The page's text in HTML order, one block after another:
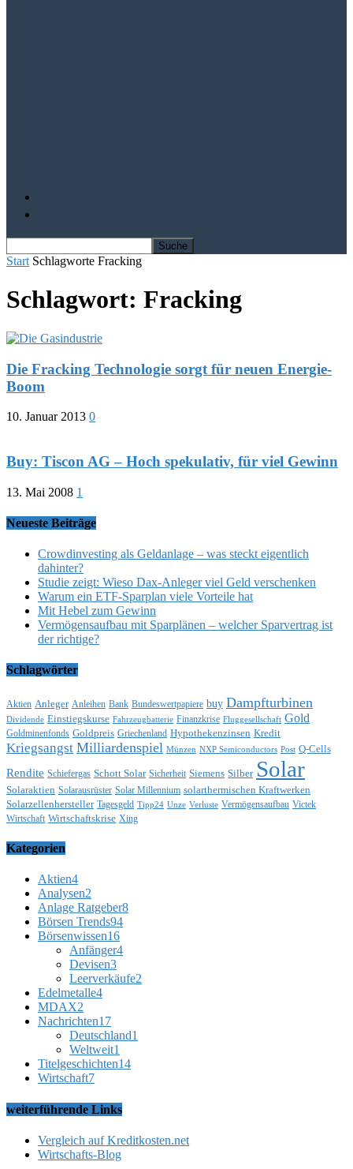
Start Schlagworte Fracking
Schlagwort: Fracking
Die Fracking Technologie sorgt für neuen Energie-
Boom
10. Januar 2013 0
Buy: Tiscon AG – Hoch spekulativ, für viel Gewinn
13. Mai 2008 1
Neueste Beiträge
Crowdinvesting als Geldanlage – was steckt eigentlich
dahinter?
Studie zeigt: Wieso Dax-Anleger viel Geld verschenken
Warum ein ETF-Sparplan viele Vorteile hat
Mit Hebel zum Gewinn
Vermögensaufbau mit Sparplänen – welcher Sparvertrag ist
der richtige?
Schlagwörter
Aktien Anleger Anleihen Bank Bundeswertpapiere buy Dampfturbinen
Dividende Einstiegskurse Fahrzeugbatterie Finanzkrise Fluggesellschaft Gold
Goldminenfonds Goldpreis Griechenland Hypothekenzinsen Kredit
Kriegsangst Milliardenspiel Münzen NXP Semiconductors Post Q-Cells
Rendite Schiefergas Schott Solar Sicherheit Siemens Silber Solar
Solaraktien Solarausrüster Solar Millennium solarthermischen Kraftwerken
Solarzellenhersteller Tagesgeld Tipp24 Unze Verluste Vermögensaufbau Victek
Wirtschaft Wirtschaftskrise Xing
Kategorien
Aktien4
Analysen2
Anlage Ratgeber8
Börsen Trends94
Börsenwissen16
Anfänger4
Devisen3
Leerverkäufe2
Edelmetalle4
MDAX2
Nachrichten17
Deutschland1
Weltweit1
Titelgeschichten14
Wirtschaft7
weiterführende Links
Vergleich auf Kreditkosten.net
Wirtschafts-Blog